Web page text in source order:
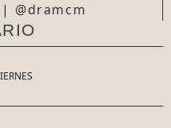
| @dramcm